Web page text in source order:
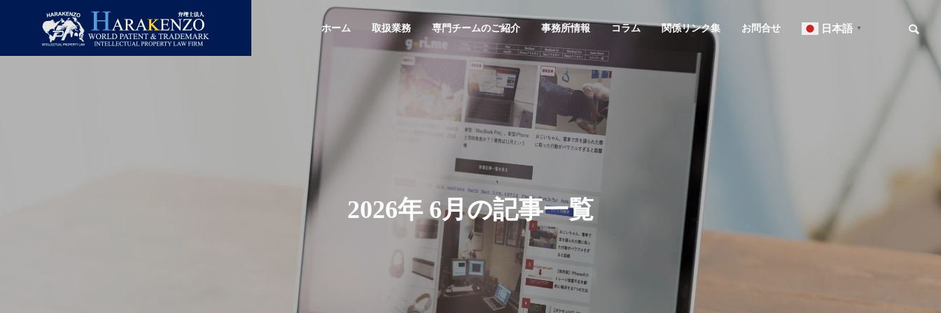
ホーム 取扱業務 専門チームのご紹介 事務所情報 コラム 関係リンク集 お問合せ 日本語 ▼
PATENT
特許・実用新案
MARK & DESIGN
商標・意匠
GLOBAL
GREETING PHILOSOPHY
基本理念
OVERVIEW
事務所概要
LAWYERS＆STAFFS ACCESS
アクセス
知的財産研修所
ニュースレター
２０２６年８月号【法務】ニ
ュースレター
ニュースレター
２０２６年７月号【総合】ニ
ュースレター
お知らせ
２０２６年７月号【法務】ニ
ュースレター
２０２６年６
2026年 6月の記事一覧